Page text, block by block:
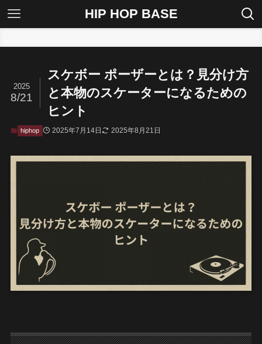
HIP HOP BASE
スケボー ポーザーとは？見分け方
と本物のスケーターになるための
ヒント
2025
8/21
hiphop 2025年7月14日 2025年8月21日